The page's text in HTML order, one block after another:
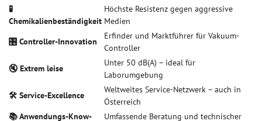
🧪
Chemikalienbeständigkeit
Höchste Resistenz gegen aggressive
Medien
🎛️ Controller-Innovation
Erfinder und Marktführer für Vakuum-
Controller
🔇 Extrem leise
Unter 50 dB(A) – ideal für
Laborumgebung
🛠️ Service-Excellence
Weltweites Service-Netzwerk – auch in
Österreich
📚 Anwendungs-Know-
Umfassende Beratung und technischer